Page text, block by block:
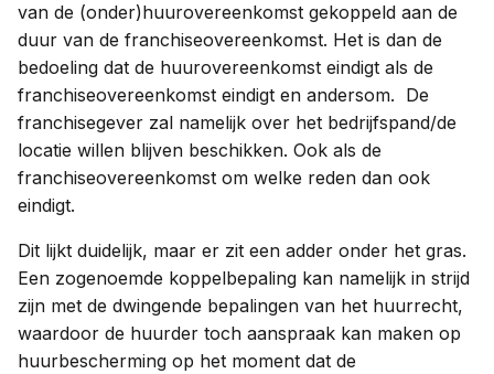
van de (onder)huurovereenkomst gekoppeld aan de
duur van de franchiseovereenkomst. Het is dan de
bedoeling dat de huurovereenkomst eindigt als de
franchiseovereenkomst eindigt en andersom. De
franchisegever zal namelijk over het bedrijfspand/de
locatie willen blijven beschikken. Ook als de
franchiseovereenkomst om welke reden dan ook
eindigt.
Dit lijkt duidelijk, maar er zit een adder onder het gras.
Een zogenoemde koppelbepaling kan namelijk in strijd
zijn met de dwingende bepalingen van het huurrecht,
waardoor de huurder toch aanspraak kan maken op
huurbescherming op het moment dat de